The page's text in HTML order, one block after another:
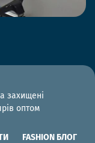
захищені
оптом
FASHION БЛОГ